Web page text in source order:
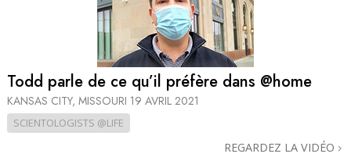
Todd parle de ce qu’il préfère dans @home
KANSAS CITY, MISSOURI 19 AVRIL 2021
SCIENTOLOGISTS @LIFE
REGARDEZ LA VIDÉO